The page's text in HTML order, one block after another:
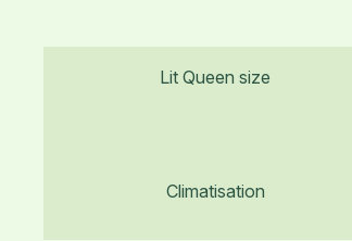
Lit Queen size
Climatisation